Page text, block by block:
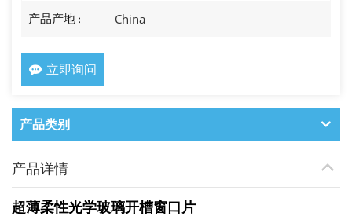
产品产地 : China
立即询问
产品类别
产品详情
超薄柔性光学玻璃开槽窗口片